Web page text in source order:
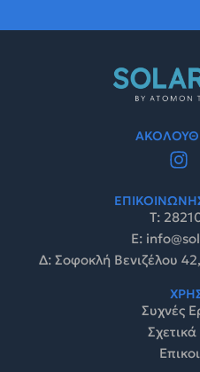
Τ:
E:
Δ: Σοφοκλή Βενιζέλου
Συχνές